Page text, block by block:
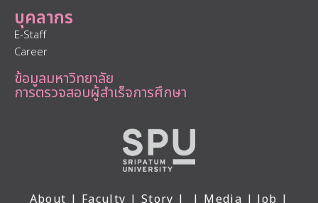
บุคลากร
E-Staff
Career
ข้อมูลมหาวิทยาลัย
การตรวจสอบผู้สำเร็จการศึกษา
About | Faculty | Story | | Media | Job |